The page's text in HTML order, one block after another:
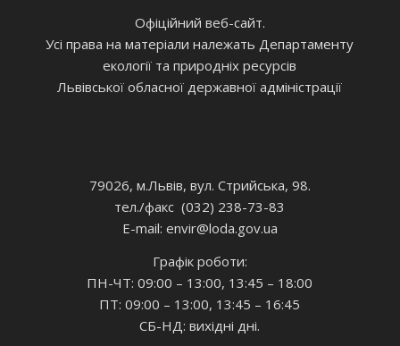
Офіційний веб-сайт.
Усі права на матеріали належать Департаменту
екології та природніх ресурсів
Львівської обласної державної адміністрації
79026, м.Львів, вул. Стрийська, 98.
тел./факс (032) 238-73-83
E-mail: envir@loda.gov.ua
Графік роботи:
ПН-ЧТ: 09:00 – 13:00, 13:45 – 18:00
ПТ: 09:00 – 13:00, 13:45 – 16:45
СБ-НД: вихідні дні.